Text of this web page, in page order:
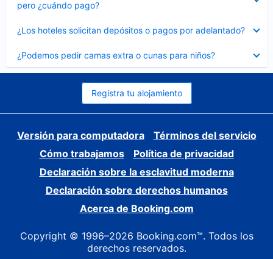
pero ¿cuándo pago?
¿Los hoteles solicitan depósitos o pagos por adelantado?
cerrado
¿Podemos pedir camas extra o cunas para niños?
cerrado
Registra tu alojamiento
Versión para computadora
Términos del servicio
Cómo trabajamos
Política de privacidad
Declaración sobre la esclavitud moderna
Declaración sobre derechos humanos
Acerca de Booking.com
Copyright © 1996–2026 Booking.com™. Todos los
derechos reservados.